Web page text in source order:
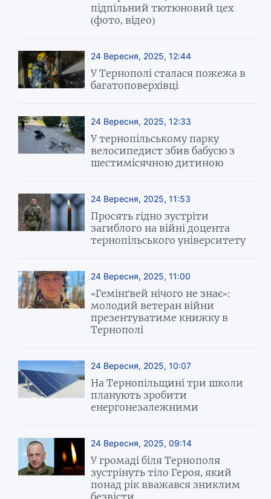
підпільний тютюновий цех
(фото, відео)
24 Вересня, 2025, 12:44
У Тернополі сталася пожежа в
багатоповерхівці
24 Вересня, 2025, 12:33
У тернопільському парку
велосипедист збив бабусю з
шестимісячною дитиною
24 Вересня, 2025, 11:53
Просять гідно зустріти
загиблого на війні доцента
тернопільського університету
24 Вересня, 2025, 11:00
«Гемінґвей нічого не знає»:
молодий ветеран війни
презентуватиме книжку в
Тернополі
24 Вересня, 2025, 10:07
На Тернопільщині три школи
планують зробити
енергонезалежними
24 Вересня, 2025, 09:14
У громаді біля Тернополя
зустрінуть тіло Героя, який
понад рік вважався зниклим
безвісти